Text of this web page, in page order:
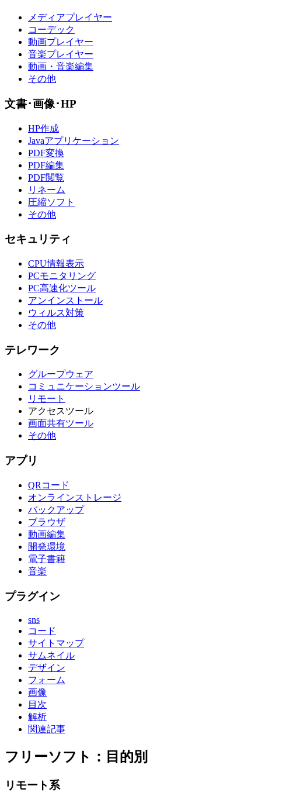
メディアプレイヤー
コーデック
動画プレイヤー
音楽プレイヤー
動画・音楽編集
その他
文書･画像･HP
HP作成
Javaアプリケーション
PDF変換
PDF編集
PDF閲覧
リネーム
圧縮ソフト
その他
セキュリティ
CPU情報表示
PCモニタリング
PC高速化ツール
アンインストール
ウィルス対策
その他
テレワーク
グループウェア
コミュニケーションツール
リモート
アクセスツール
画面共有ツール
その他
アプリ
QRコード
オンラインストレージ
バックアップ
ブラウザ
動画編集
開発環境
電子書籍
音楽
プラグイン
sns
コード
サイトマップ
サムネイル
デザイン
フォーム
画像
目次
解析
関連記事
フリーソフト：目的別
リモート系